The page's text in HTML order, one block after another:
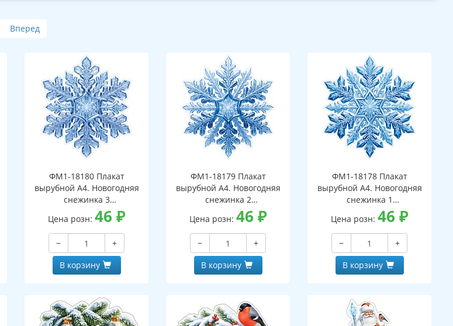
Вперед
ФМ1-18180 Плакат
вырубной А4. Новогодняя
снежинка 3
(двухсторонний, ВД-лак)
Цена розн:46₽
−
+
В корзину
ФМ1-18179 Плакат
вырубной А4. Новогодняя
снежинка 2
(двухсторонний, ВД-лак)
Цена розн:46₽
−
+
В корзину
ФМ1-18178 Плакат
вырубной А4. Новогодняя
снежинка 1
(двухсторонний, ВД-лак)
Цена розн:46₽
−
+
В корзину